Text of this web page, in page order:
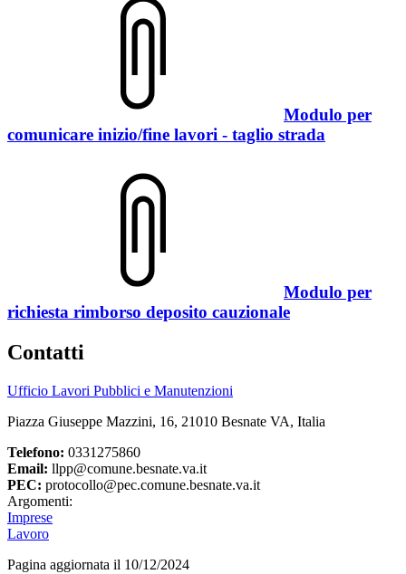
Modulo per
comunicare inizio/fine lavori - taglio strada
Modulo per
richiesta rimborso deposito cauzionale
Contatti
Ufficio Lavori Pubblici e Manutenzioni
Piazza Giuseppe Mazzini, 16, 21010 Besnate VA, Italia
Telefono: 0331275860
Email: llpp@comune.besnate.va.it
PEC: protocollo@pec.comune.besnate.va.it
Argomenti:
Imprese
Lavoro
Pagina aggiornata il 10/12/2024